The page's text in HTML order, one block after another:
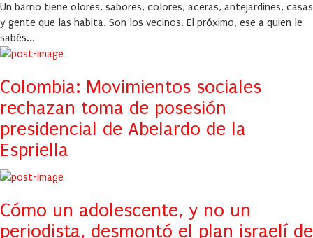
Un barrio tiene olores, sabores, colores, aceras, antejardines, casas
y gente que las habita. Son los vecinos. El próximo, ese a quien le
sabés...
Colombia: Movimientos sociales
rechazan toma de posesión
presidencial de Abelardo de la
Espriella
Cómo un adolescente, y no un
periodista, desmontó el plan israelí de